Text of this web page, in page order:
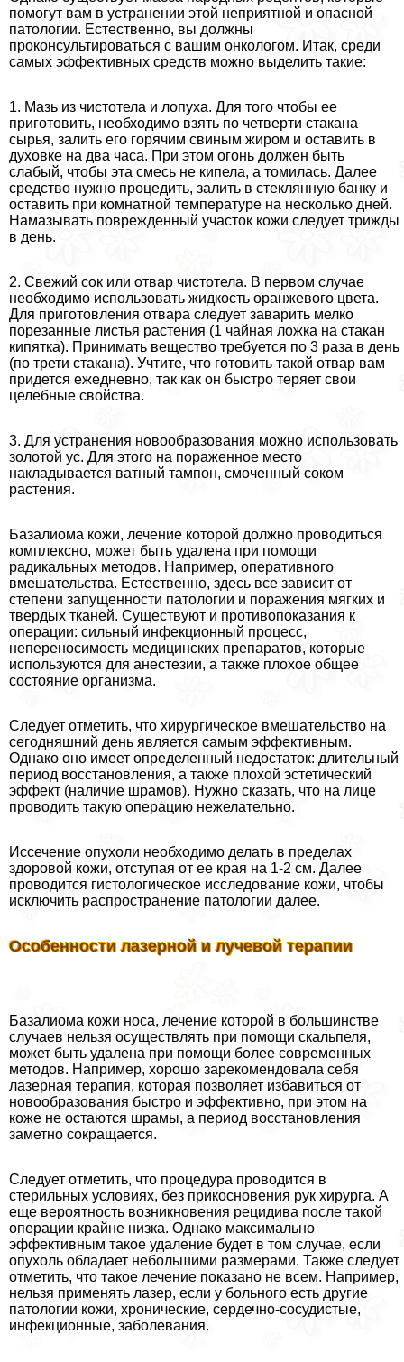
помогут вам в устранении этой неприятной и опасной
патологии. Естественно, вы должны
проконсультироваться с вашим oнкoлoгом. Итак, среди
самых эффективных средств можно выделить такие:
1. Мазь из чистотела и лопуха. Для того чтобы ее
приготовить, необходимо взять по четверти стакана
сырья, залить его горячим свиным жиром и оставить в
духовке на два часа. При этом огонь должен быть
слабый, чтобы эта смесь не кипела, а томилась. Далее
средство нужно процедить, залить в стеклянную банку и
оставить при комнатной температуре на несколько дней.
Намазывать поврежденный участок кожи следует трижды
в день.
2. Свежий сок или отвар чистотела. В первом случае
необходимо использовать жидкость оранжевого цвета.
Для приготовления отвара следует заварить мелко
порезанные листья растения (1 чайная ложка на стакан
кипятка). Принимать вещество требуется по 3 раза в день
(по трети стакана). Учтите, что готовить такой отвар вам
придется ежедневно, так как он быстро теряет свои
целебные свойства.
3. Для устранения новообразования можно использовать
золотой ус. Для этого на пораженное место
накладывается ватный тампон, смоченный соком
растения.
Базалиома кожи, лечение которой должно проводиться
комплексно, может быть удалена при помощи
радикальных методов. Например, оперативного
вмешательства. Естественно, здесь все зависит от
степени запущенности патологии и поражения мягких и
твердых тканей. Существуют и противопоказания к
операции: сильный инфекционный процесс,
непереносимость медицинских препаратов, которые
используются для анестезии, а также плохое общее
состояние организма.
Следует отметить, что хирургическое вмешательство на
сегодняшний день является самым эффективным.
Однако оно имеет определенный недостаток: длительный
период восстановления, а также плохой эстетический
эффект (наличие шрамов). Нужно сказать, что на лице
проводить такую операцию нежелательно.
Иссечение опухоли необходимо делать в пределах
здоровой кожи, отступая от ее края на 1-2 см. Далее
проводится гистологическое исследование кожи, чтобы
исключить распространение патологии далее.
Особенности лазерной и лучевой терапии
Базалиома кожи носа, лечение которой в большинстве
случаев нельзя осуществлять при помощи скальпеля,
может быть удалена при помощи более современных
методов. Например, хорошо зарекомендовала себя
лазерная терапия, которая позволяет избавиться от
новообразования быстро и эффективно, при этом на
коже не остаются шрамы, а период восстановления
заметно сокращается.
Следует отметить, что процедypa проводится в
стерильных условиях, без прикосновения рук хирурга. А
еще вероятность возникновения рецидива после такой
операции крайне низка. Однако максимально
эффективным такое удаление будет в том случае, если
опухоль обладает небольшими размерами. Также следует
отметить, что такое лечение показано не всем. Например,
нельзя применять лазер, если у больного есть другие
патологии кожи, хронические, сердечно-сосудистые,
инфекционные, заболевания.